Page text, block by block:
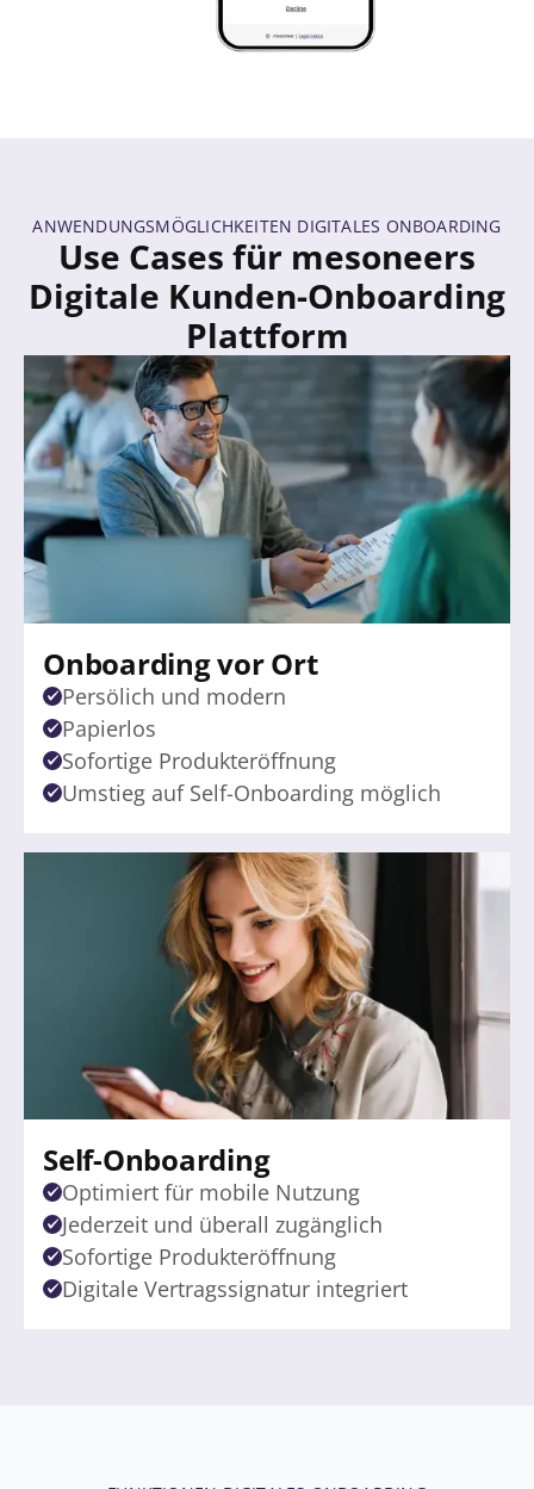
ANWENDUNGSMÖGLICHKEITEN DIGITALES ONBOARDING
Use Cases für mesoneers
Digitale Kunden-Onboarding
Plattform
Onboarding vor Ort
Persölich und modern
Papierlos
Sofortige Produkteröffnung
Umstieg auf Self-Onboarding möglich
Self-Onboarding
Optimiert für mobile Nutzung
Jederzeit und überall zugänglich
Sofortige Produkteröffnung
Digitale Vertragssignatur integriert